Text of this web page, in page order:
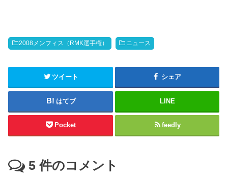
2008メンフィス（RMK選手権） ニュース
ツイート シェア
はてブ LINE
Pocket feedly
5 件のコメント